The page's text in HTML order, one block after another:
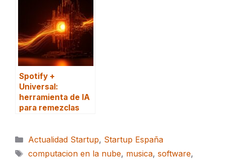
Spotify +
Universal:
herramienta de IA
para remezclas
Categorías
Actualidad Startup, Startup España
Etiquetas
computacion en la nube, musica, software,